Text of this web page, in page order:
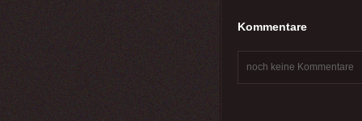
Kommentare
noch keine Kommentare